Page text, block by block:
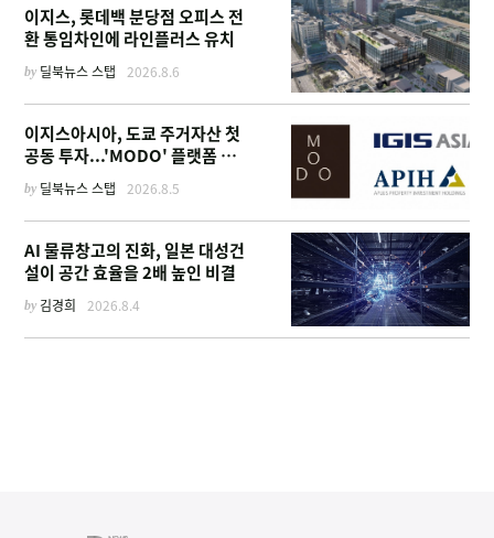
이지스, 롯데백 분당점 오피스 전
환 통임차인에 라인플러스 유치
by 딜북뉴스 스탭 2026.8.6
이지스아시아, 도쿄 주거자산 첫
공동 투자...'MODO' 플랫폼 가
동
by 딜북뉴스 스탭 2026.8.5
AI 물류창고의 진화, 일본 대성건
설이 공간 효율을 2배 높인 비결
by 김경희 2026.8.4